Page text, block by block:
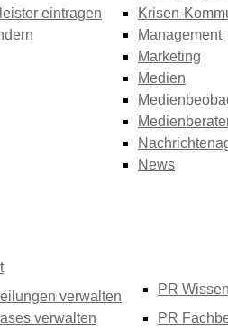
eintragen
Krisen-
Management
Marketing
Medien
News
verwalten
verwalten
PR
PR